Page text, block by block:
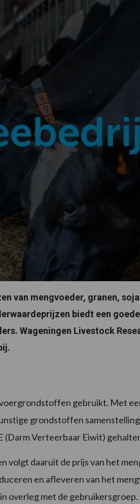
van mengvoeder, granen,
biedt een
Wageningen Livestock
gebruikt. Met
grondstoffen
(Darm Verteerbaar Eiwit)
volgt daaruit de prijs van het
en afleveren van het
overleg met de gebruikersgroep.